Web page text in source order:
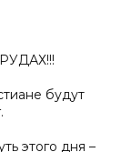
будут
этого дня –